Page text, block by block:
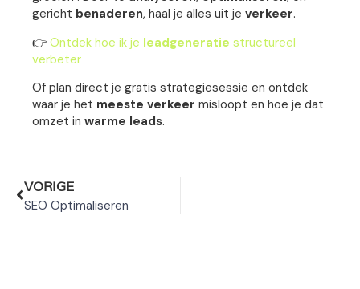
gericht benaderen, haal je alles uit jeverkeer.
👉Ontdek hoe ik je leadgeneratie structureel
verbeter
Of plan direct je gratis strategiesessie en ontdek
waar je het meeste verkeer misloopt en hoe je dat
omzet inwarme leads.
VORIGE
SEO Optimaliseren